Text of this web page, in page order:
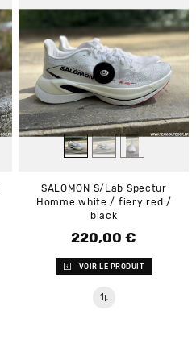
SALOMON S/Lab Spectur
Homme white / fiery red /
black
Prix
220,00 €
VOIR LE PRODUIT